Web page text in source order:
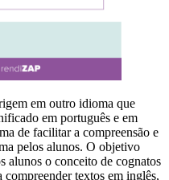
em outro idioma que
em português e em
de facilitar a compreensão e
pelos alunos. O objetivo
alunos o conceito de cognatos
textos em inglês,